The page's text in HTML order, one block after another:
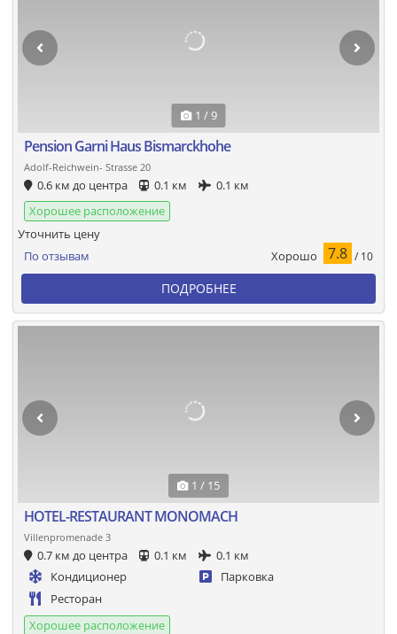
1 / 9
Pension Garni Haus Bismarckhohe
Adolf-Reichwein- Strasse 20
0.6 км до центра 0.1 км
0.1 км
Хорошее расположение
По отзывам Хорошо 7.8 / 10
Уточнить цену
ПОДРОБНЕЕ
1 / 15
HOTEL-RESTAURANT MONOMACH
Villenpromenade 3
0.7 км до центра 0.1 км
0.1 км
Кондиционер
Парковка
Ресторан
Хорошее расположение